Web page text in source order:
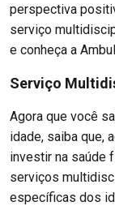
perspectiva
serviço
e conheça a
Serviço
Agora que você
idade, saiba que,
investir na saúde
serviços
específicas dos